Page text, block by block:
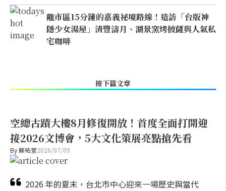
離市區15分鐘的嘉義祕境路線！造訪「台版神
隱少女湯屋」清豐濤月、湖景窯烤披薩與人氣私
宅咖啡
接下篇文章
空總古蹟大樓8月修復開放！首度全面打開迎
接2026文博會，5大文化策展亮點搶先看
By蘇祐萱2026/07/09
2026 年的夏末，台北市中心迎來一場歷史與當代